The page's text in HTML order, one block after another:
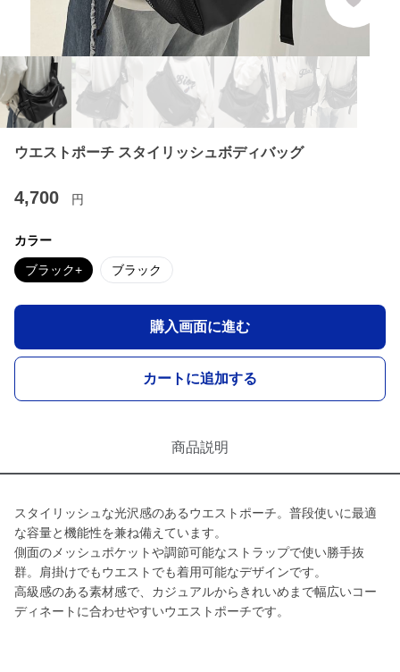
ウエストポーチ スタイリッシュボディバッグ
4,700 円
カラー
ブラック+ ブラック
購入画面に進む
カートに追加する
商品説明
スタイリッシュな光沢感のあるウエストポーチ。普段使いに最適
な容量と機能性を兼ね備えています。
側面のメッシュポケットや調節可能なストラップで使い勝手抜
群。肩掛けでもウエストでも着用可能なデザインです。
高級感のある素材感で、カジュアルからきれいめまで幅広いコー
ディネートに合わせやすいウエストポーチです。